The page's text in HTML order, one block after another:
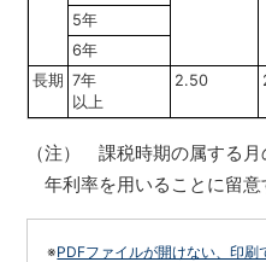
5年
6年
長期 7年
以上
2.50
（注） 課税時期の属する
年利率を用いることに留意
※PDFファイルが開けない、印刷